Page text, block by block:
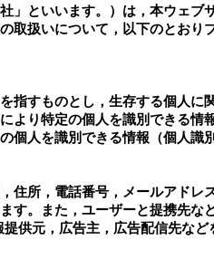
社」といいます。）は，本ウェ
取扱いについて，以下のとおり
指すものとし，生存する個人
より特定の個人を識別できる情
人を識別できる情報（個人識
所，電話番号，メールアドレ
す。また，ユーザーと提携先な
供元，広告主，広告配信先な